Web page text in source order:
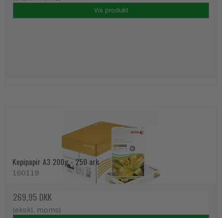
Vis produkt
Kopipapir A3 200g - 250 ark
160119
269,95 DKK
(ekskl. moms)